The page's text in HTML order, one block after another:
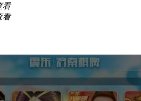
看
看